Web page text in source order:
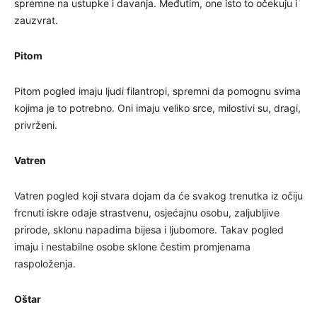
spremne na ustupke i davanja. Međutim, one isto to očekuju i
zauzvrat.
Pitom
Pitom pogled imaju ljudi filantropi, spremni da pomognu svima
kojima je to potrebno. Oni imaju veliko srce, milostivi su, dragi,
privrženi.
Vatren
Vatren pogled koji stvara dojam da će svakog trenutka iz očiju
frcnuti iskre odaje strastvenu, osjećajnu osobu, zaljubljive
prirode, sklonu napadima bijesa i ljubomore. Takav pogled
imaju i nestabilne osobe sklone čestim promjenama
raspoloženja.
Oštar